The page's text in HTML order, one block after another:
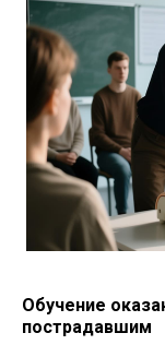
Обучение
пострадавшим